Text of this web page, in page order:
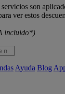
son
ver estos
incluido*)
Ayuda Blog